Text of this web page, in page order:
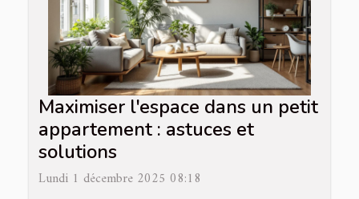
Maximiser l'espace dans un petit
appartement : astuces et
solutions
Lundi 1 décembre 2025 08:18